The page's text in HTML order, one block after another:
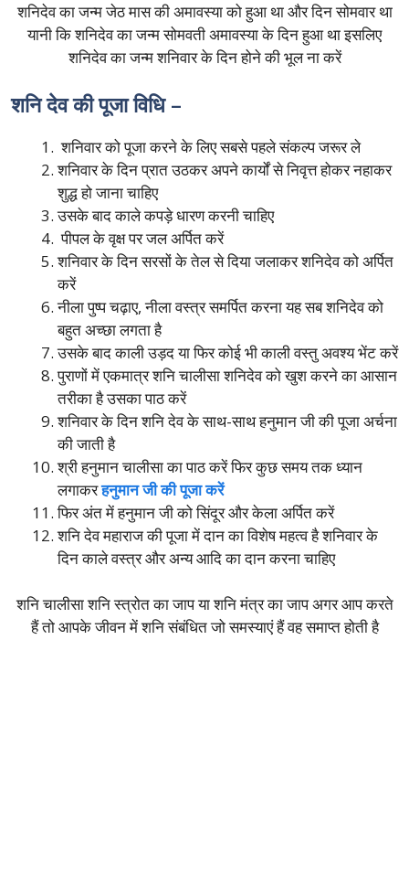
शनिदेव का जन्म जेठ मास की अमावस्या को हुआ था और दिन सोमवार था
यानी कि शनिदेव का जन्म सोमवती अमावस्या के दिन हुआ था इसलिए
शनिदेव का जन्म शनिवार के दिन होने की भूल ना करें
शनि देव की पूजा विधि –
शनिवार को पूजा करने के लिए सबसे पहले संकल्प जरूर ले
शनिवार के दिन प्रात उठकर अपने कार्यों से निवृत्त होकर नहाकर
शुद्ध हो जाना चाहिए
उसके बाद काले कपड़े धारण करनी चाहिए
पीपल के वृक्ष पर जल अर्पित करें
शनिवार के दिन सरसों के तेल से दिया जलाकर शनिदेव को अर्पित
करें
नीला पुष्प चढ़ाए, नीला वस्त्र समर्पित करना यह सब शनिदेव को
बहुत अच्छा लगता है
उसके बाद काली उड़द या फिर कोई भी काली वस्तु अवश्य भेंट करें
पुराणों में एकमात्र शनि चालीसा शनिदेव को खुश करने का आसान
तरीका है उसका पाठ करें
शनिवार के दिन शनि देव के साथ-साथ हनुमान जी की पूजा अर्चना
की जाती है
श्री हनुमान चालीसा का पाठ करें फिर कुछ समय तक ध्यान
लगाकरहनुमान जी की पूजा करें
फिर अंत में हनुमान जी को सिंदूर और केला अर्पित करें
शनि देव महाराज की पूजा में दान का विशेष महत्व है शनिवार के
दिन काले वस्त्र और अन्य आदि का दान करना चाहिए
शनि चालीसा शनि स्त्रोत का जाप या शनि मंत्र का जाप अगर आप करते
हैं तो आपके जीवन में शनि संबंधित जो समस्याएं हैं वह समाप्त होती है